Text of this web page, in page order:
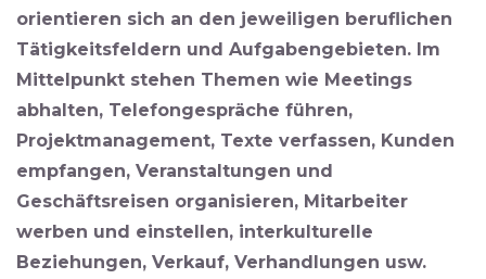
orientieren sich an den jeweiligen beruflichen
Tätigkeitsfeldern und Aufgabengebieten. Im
Mittelpunkt stehen Themen wie Meetings
abhalten, Telefongespräche führen,
Projektmanagement, Texte verfassen, Kunden
empfangen, Veranstaltungen und
Geschäftsreisen organisieren, Mitarbeiter
werben und einstellen, interkulturelle
Beziehungen, Verkauf, Verhandlungen usw.